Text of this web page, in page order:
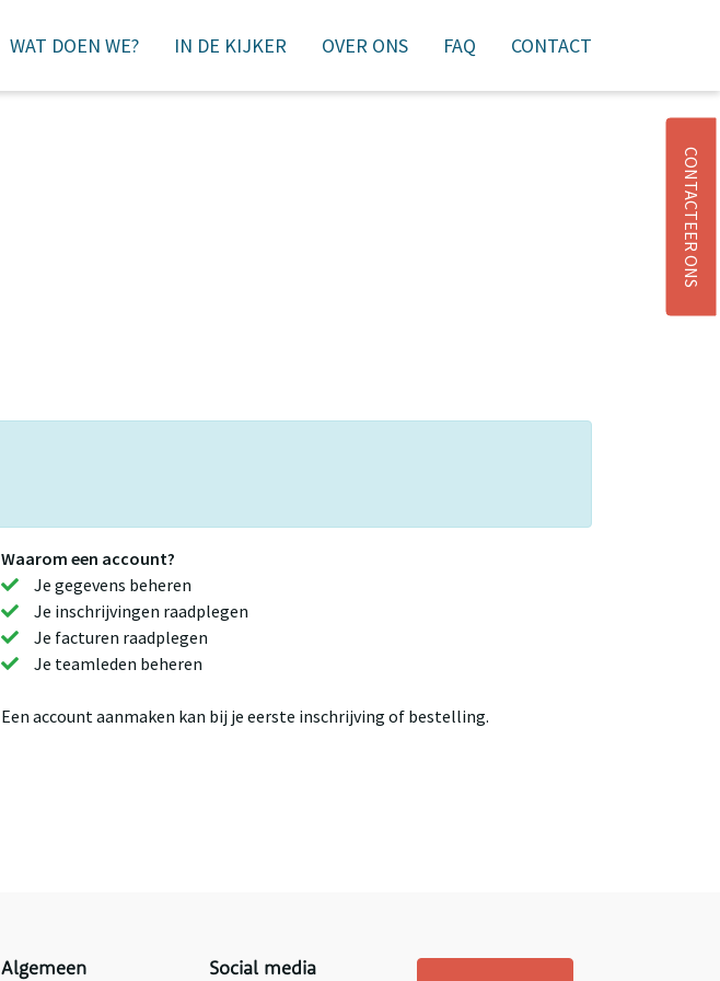
DONEREN NIEUWSBRIEF AANMELDEN WINKELMAND
WAT DOEN WE? IN DE KIJKER OVER ONS FAQ CONTACT
Waarom een account?
Je gegevens beheren
Je inschrijvingen raadplegen
Je facturen raadplegen
Je teamleden beheren
Een account aanmaken kan bij je eerste inschrijving of bestelling.
Algemeen Social media
CONTACTEER ONS